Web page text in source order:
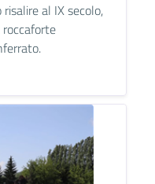
al IX secolo,